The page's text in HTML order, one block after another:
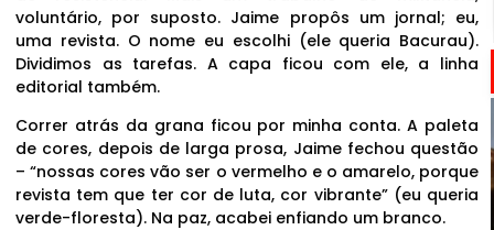
voluntário, por suposto. Jaime propôs um jornal; eu,
uma revista. O nome eu escolhi (ele queria Bacurau).
Dividimos as tarefas. A capa ficou com ele, a linha
editorial também.
Correr atrás da grana ficou por minha conta. A paleta
de cores, depois de larga prosa, Jaime fechou questão
– “nossas cores vão ser o vermelho e o amarelo, porque
revista tem que ter cor de luta, cor vibrante” (eu queria
verde-floresta). Na paz, acabei enfiando um branco.